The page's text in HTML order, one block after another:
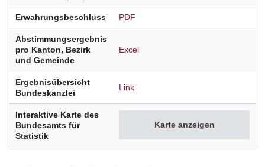
Erwahrungsbeschluss PDF
Abstimmungsergebnis
pro Kanton, Bezirk
und Gemeinde
Excel
Ergebnisübersicht
Bundeskanzlei
Link
Interaktive Karte des
Bundesamts für
Statistik
Karte anzeigen